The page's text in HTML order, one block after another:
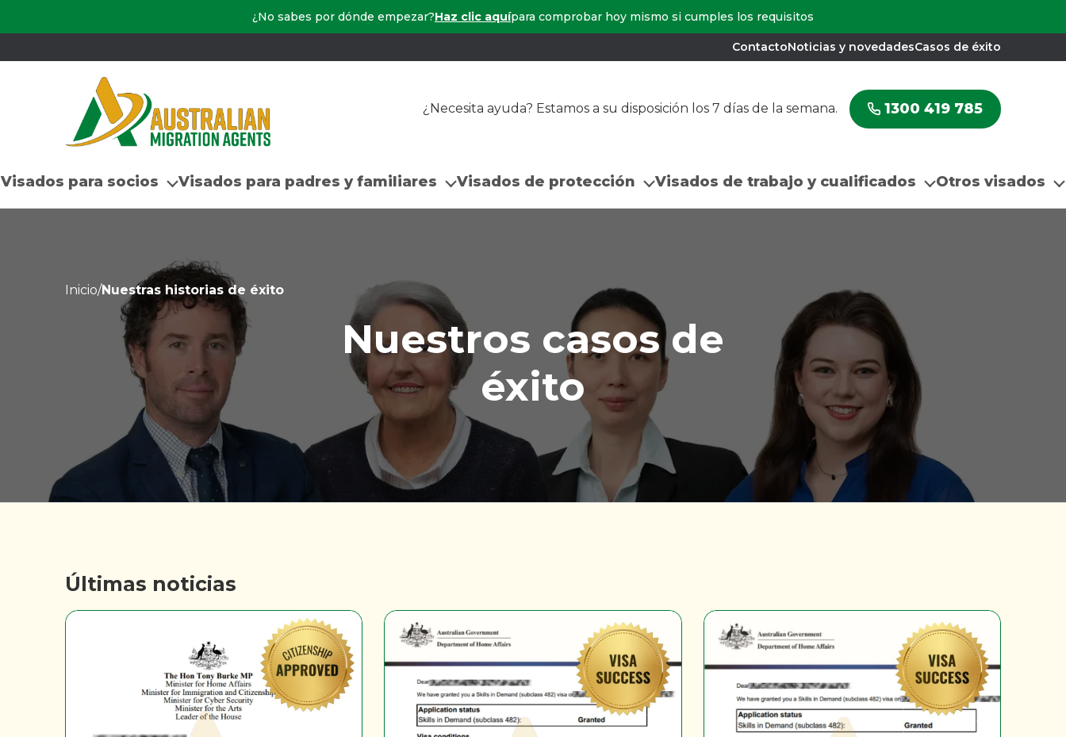
¿No sabes por dónde empezar?Haz clic aquípara comprobar hoy mismo si cumples los requisitos
ContactoNoticias y novedadesCasos de éxito
¿Necesita ayuda? Estamos a su disposición los 7 días de la semana. 1300 419 785
Visados para socios Visados para padres y familiares Visados de protección Visados de trabajo y cualificados Otros visados
Inicio/Nuestras historias de éxito
Nuestros casos de
éxito
Últimas noticias